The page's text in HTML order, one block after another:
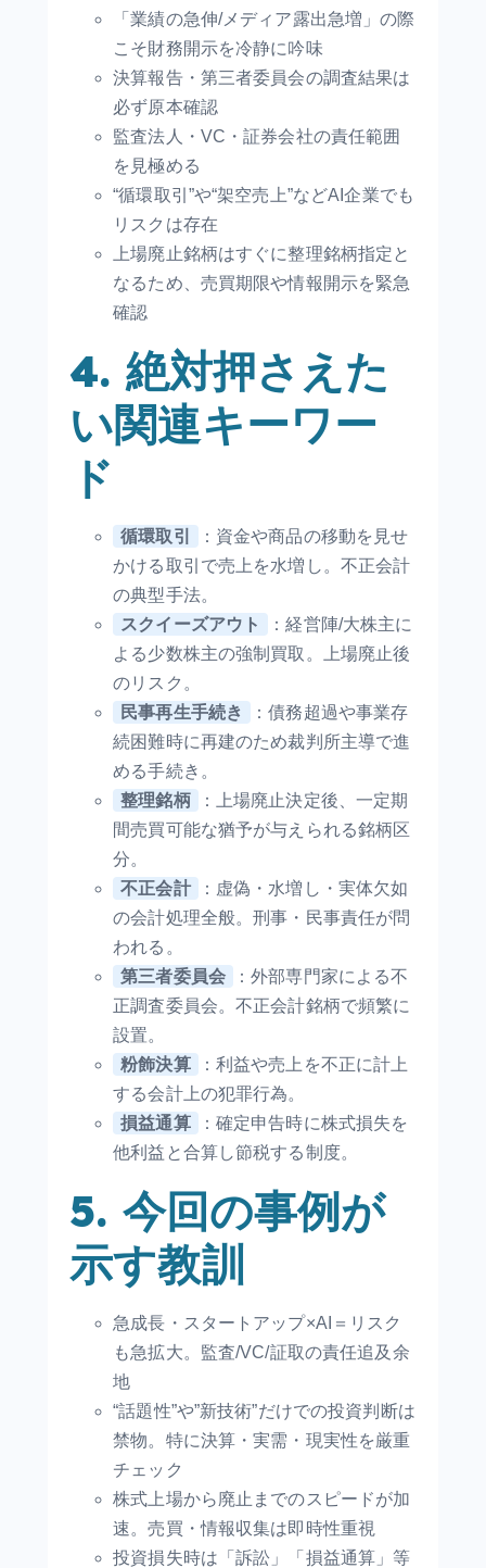
「業績の急伸/メディア露出急増」の際
こそ財務開示を冷静に吟味
決算報告・第三者委員会の調査結果は
必ず原本確認
監査法人・VC・証券会社の責任範囲
を見極める
“循環取引”や“架空売上”などAI企業でも
リスクは存在
上場廃止銘柄はすぐに整理銘柄指定と
なるため、売買期限や情報開示を緊急
確認
4. 絶対押さえた
い関連キーワー
ド
循環取引
：資金や商品の移動を見せ
かける取引で売上を水増し。不正会計
の典型手法。
スクイーズアウト
：経営陣/大株主に
よる少数株主の強制買取。上場廃止後
のリスク。
民事再生手続き
：債務超過や事業存
続困難時に再建のため裁判所主導で進
める手続き。
整理銘柄
：上場廃止決定後、一定期
間売買可能な猶予が与えられる銘柄区
分。
不正会計
：虚偽・水増し・実体欠如
の会計処理全般。刑事・民事責任が問
われる。
第三者委員会
：外部専門家による不
正調査委員会。不正会計銘柄で頻繁に
設置。
粉飾決算
：利益や売上を不正に計上
する会計上の犯罪行為。
損益通算
：確定申告時に株式損失を
他利益と合算し節税する制度。
5. 今回の事例が
示す教訓
急成長・スタートアップ×AI＝リスク
も急拡大。監査/VC/証取の責任追及余
地
“話題性”や”新技術”だけでの投資判断は
禁物。特に決算・実需・現実性を厳重
チェック
株式上場から廃止までのスピードが加
速。売買・情報収集は即時性重視
投資損失時は「訴訟」「損益通算」等